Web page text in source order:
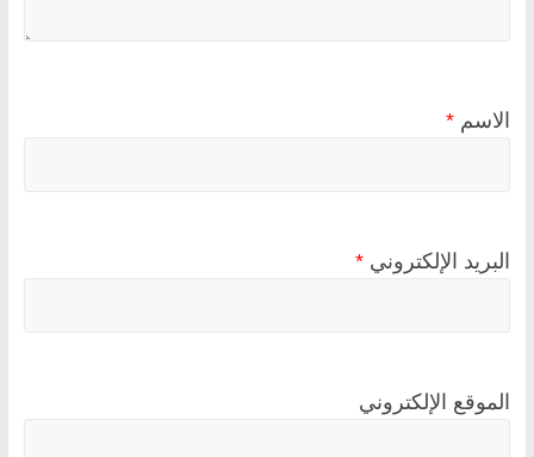
الاسم *
البريد الإلكتروني *
الموقع الإلكتروني